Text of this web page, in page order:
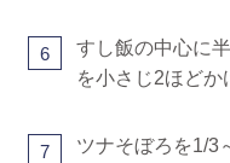
6
すし飯の中心に
を小さじ2ほどか
7
ツナそぼろを1/3